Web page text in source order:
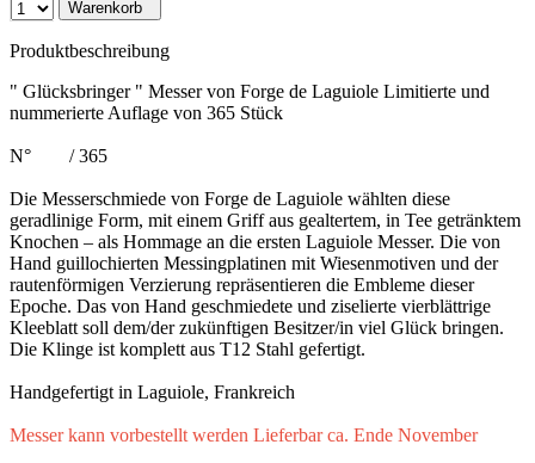
Warenkorb
Produktbeschreibung
" Glücksbringer " Messer von Forge de Laguiole Limitierte und
nummerierte Auflage von 365 Stück
N° / 365
Die Messerschmiede von Forge de Laguiole wählten diese
geradlinige Form, mit einem Griff aus gealtertem, in Tee getränktem
Knochen – als Hommage an die ersten Laguiole Messer. Die von
Hand guillochierten Messingplatinen mit Wiesenmotiven und der
rautenförmigen Verzierung repräsentieren die Embleme dieser
Epoche. Das von Hand geschmiedete und ziselierte vierblättrige
Kleeblatt soll dem/der zukünftigen Besitzer/in viel Glück bringen.
Die Klinge ist komplett aus T12 Stahl gefertigt.
Handgefertigt in Laguiole, Frankreich
Messer kann vorbestellt werden Lieferbar ca. Ende November